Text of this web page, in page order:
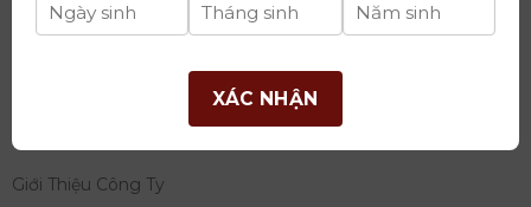
tư quốc tế Ý-Việt
Tây Hồ, TP Hà Nội
THÔNG TIN
Giới Thiệu Công Ty
XÁC NHẬN